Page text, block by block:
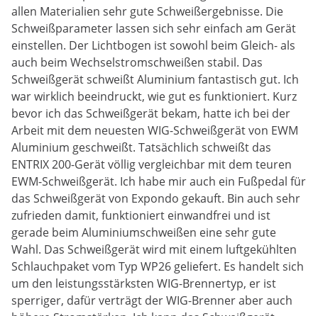
allen Materialien sehr gute Schweißergebnisse. Die
Schweißparameter lassen sich sehr einfach am Gerät
einstellen. Der Lichtbogen ist sowohl beim Gleich- als
auch beim Wechselstromschweißen stabil. Das
Schweißgerät schweißt Aluminium fantastisch gut. Ich
war wirklich beeindruckt, wie gut es funktioniert. Kurz
bevor ich das Schweißgerät bekam, hatte ich bei der
Arbeit mit dem neuesten WIG-Schweißgerät von EWM
Aluminium geschweißt. Tatsächlich schweißt das
ENTRIX 200-Gerät völlig vergleichbar mit dem teuren
EWM-Schweißgerät. Ich habe mir auch ein Fußpedal für
das Schweißgerät von Expondo gekauft. Bin auch sehr
zufrieden damit, funktioniert einwandfrei und ist
gerade beim Aluminiumschweißen eine sehr gute
Wahl. Das Schweißgerät wird mit einem luftgekühlten
Schlauchpaket vom Typ WP26 geliefert. Es handelt sich
um den leistungsstärksten WIG-Brennertyp, er ist
sperriger, dafür verträgt der WIG-Brenner aber auch